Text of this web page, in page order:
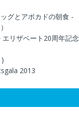
グとアボカドの朝食 -
リザベート20周年記念
2013